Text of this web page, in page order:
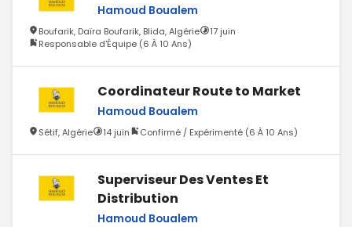
Hamoud Boualem
Boufarik, Daïra Boufarik, Blida, Algérie
17 juin
Responsable d'Équipe (6 À 10 Ans)
Coordinateur Route to Market
Hamoud Boualem
Sétif, Algérie 14 juin Confirmé / Expérimenté (6 À 10 Ans)
Superviseur Des Ventes Et
Distribution
Hamoud Boualem